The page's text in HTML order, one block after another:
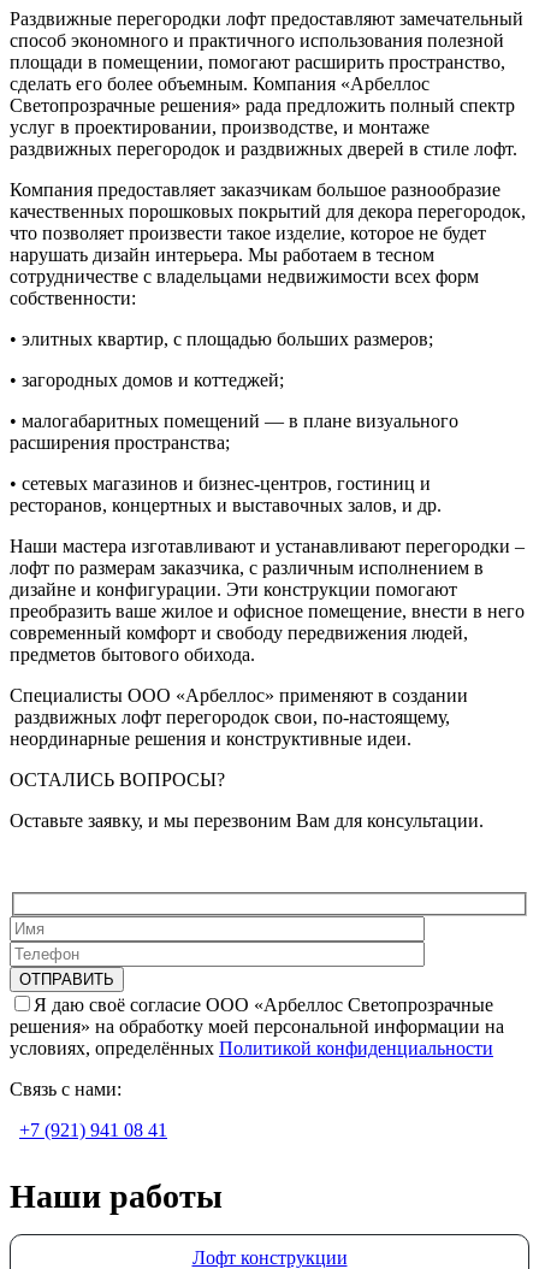
Раздвижные перегородки лофт предоставляют замечательный
способ экономного и практичного использования полезной
площади в помещении, помогают расширить пространство,
сделать его более объемным. Компания «Арбеллос
Светопрозрачные решения» рада предложить полный спектр
услуг в проектировании, производстве, и монтаже
раздвижных перегородок и раздвижных дверей в стиле лофт.
Компания предоставляет заказчикам большое разнообразие
качественных порошковых покрытий для декора перегородок,
что позволяет произвести такое изделие, которое не будет
нарушать дизайн интерьера. Мы работаем в тесном
сотрудничестве с владельцами недвижимости всех форм
собственности:
• элитных квартир, с площадью больших размеров;
• загородных домов и коттеджей;
• малогабаритных помещений — в плане визуального
расширения пространства;
• сетевых магазинов и бизнес-центров, гостиниц и
ресторанов, концертных и выставочных залов, и др.
Наши мастера изготавливают и устанавливают перегородки –
лофт по размерам заказчика, с различным исполнением в
дизайне и конфигурации. Эти конструкции помогают
преобразить ваше жилое и офисное помещение, внести в него
современный комфорт и свободу передвижения людей,
предметов бытового обихода.
Специалисты ООО «Арбеллос» применяют в создании
раздвижных лофт перегородок свои, по-настоящему,
неординарные решения и конструктивные идеи.
ОСТАЛИСЬ ВОПРОСЫ?
Оставьте заявку, и мы перезвоним Вам для консультации.
Я даю своё согласие ООО «Арбеллос Светопрозрачные
решения» на обработку моей персональной информации на
условиях, определённых Политикой конфиденциальности
Связь с нами:
+7 (921) 941 08 41
Наши работы
Лофт конструкции